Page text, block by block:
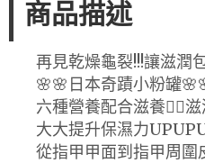
商品描述
再見乾燥龜裂!!!讓滋潤
🌸🌸日本奇蹟小粉罐
六種營養配合滋養👌🏻滋
大大提升保濕力
從指甲甲面到指甲周圍